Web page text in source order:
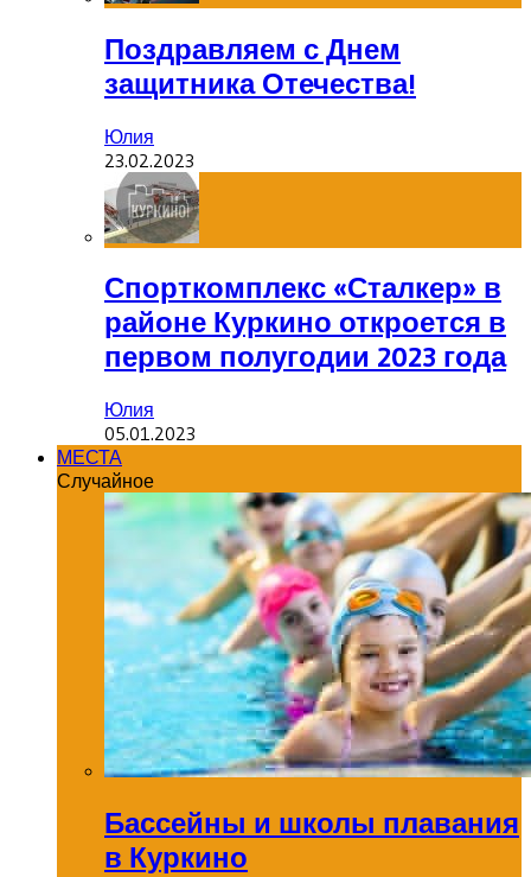
Поздравляем с Днем
защитника Отечества!
Юлия
23.02.2023
Спорткомплекс «Сталкер» в
районе Куркино откроется в
первом полугодии 2023 года
Юлия
05.01.2023
МЕСТА
Случайное
Бассейны и школы плавания
в Куркино